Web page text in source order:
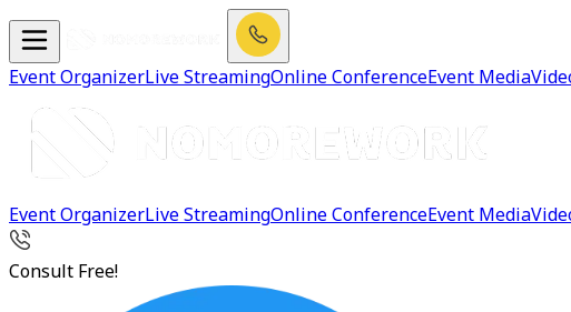
Event OrganizerLive StreamingOnline ConferenceEvent Media
Event OrganizerLive StreamingOnline ConferenceEvent Media
Consult Free!